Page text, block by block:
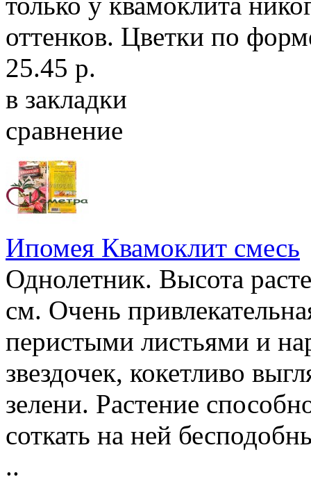
оттенков. Цветки по
25.45 р.
в закладки
сравнение
Ипомея Квамоклит смесь
Однолетник. Высота
см. Очень
перистыми листьями и
звездочек, кокетливо
зелени. Растение
соткать на ней
..